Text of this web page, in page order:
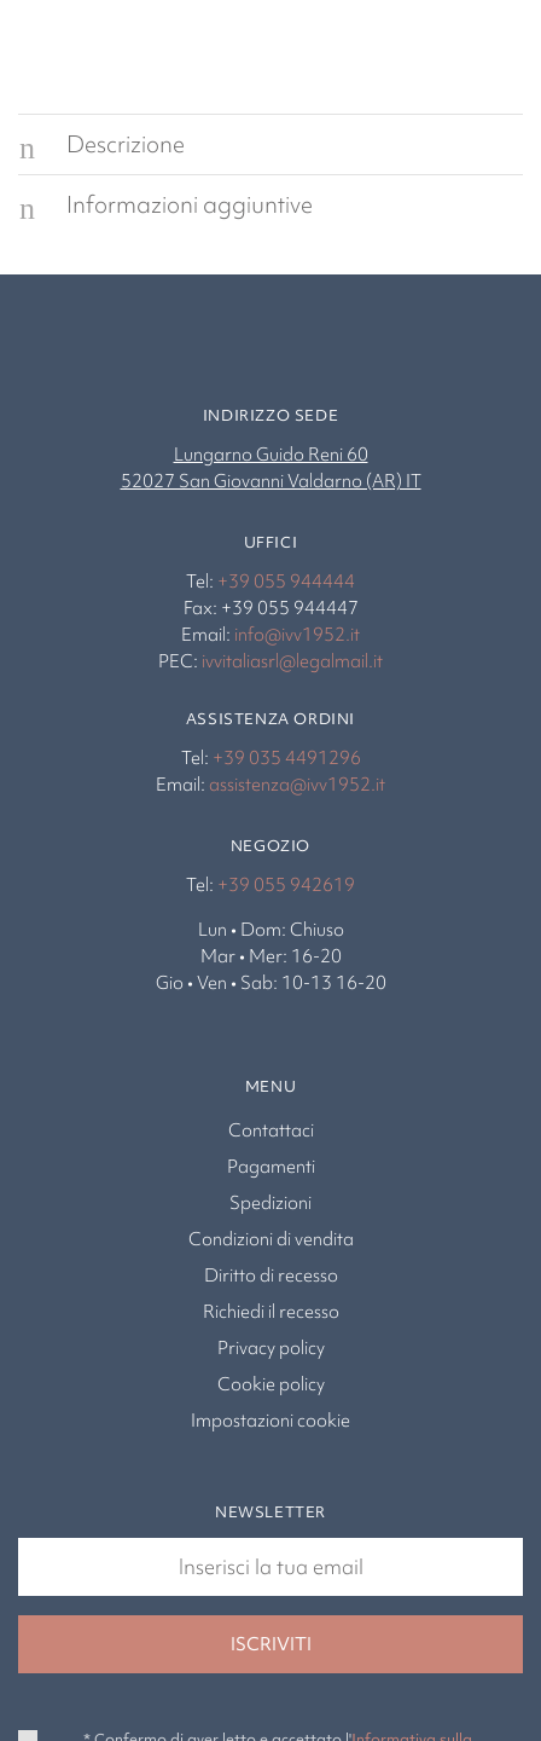
Descrizione
Informazioni aggiuntive
INDIRIZZO SEDE
Lungarno Guido Reni 60
52027 San Giovanni Valdarno (AR) IT
UFFICI
Tel: +39 055 944444
Fax: +39 055 944447
Email: info@ivv1952.it
PEC: ivvitaliasrl@legalmail.it
ASSISTENZA ORDINI
Tel: +39 035 4491296
Email: assistenza@ivv1952.it
NEGOZIO
Tel: +39 055 942619
Lun • Dom: Chiuso
Mar • Mer: 16-20
Gio • Ven • Sab: 10-13 16-20
MENU
Contattaci
Pagamenti
Spedizioni
Condizioni di vendita
Diritto di recesso
Richiedi il recesso
Privacy policy
Cookie policy
Impostazioni cookie
NEWSLETTER